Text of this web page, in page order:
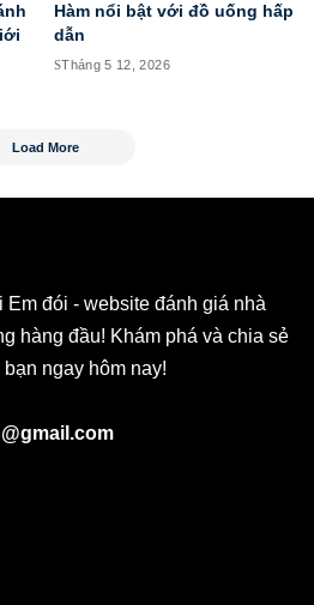
Hàm nổi bật với đồ uống hấp
dẫn
Tháng 5 12, 2026
Load More
đói - website đánh giá nhà
hàng đầu! Khám phá và chia sẻ
ngay hôm nay!